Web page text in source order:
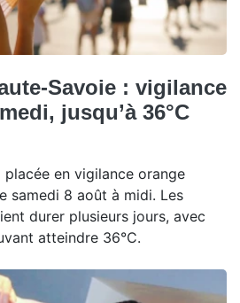
Savoie : vigilance
jusqu’à 36°C
placée en vigilance orange
samedi 8 août à midi. Les
durer plusieurs jours, avec
atteindre 36°C.